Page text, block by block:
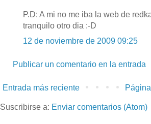
P.D: A mi no me iba la web de
tranquilo otro dia :-D
12 de noviembre de 2009 09:25
Publicar un comentario en la entrada
Entrada más reciente
Suscribirse a: Enviar comentarios (Atom)